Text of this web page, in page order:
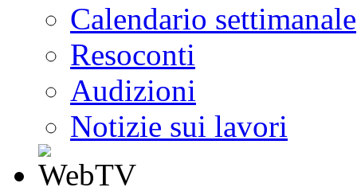
Calendario settimanale
Resoconti
Audizioni
Notizie sui lavori